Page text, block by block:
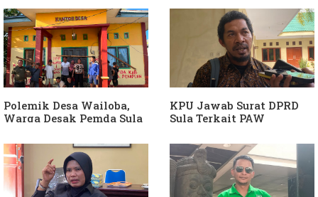
Dituding Jadikan
Bendahara Desa Wailoba
sebagai "ATM Berjalan",
Armin Soamole: Harus
Dibuktikan
Diduga Jadikan
Keponakan "ATM
Berjalan"
Polemik Desa Wailoba,
Warga Desak Pemda Sula
APH Usut Dugaan
Penyimpangan Dana Desa
KPU Jawab Surat DPRD
Sula Terkait PAW
Hanura